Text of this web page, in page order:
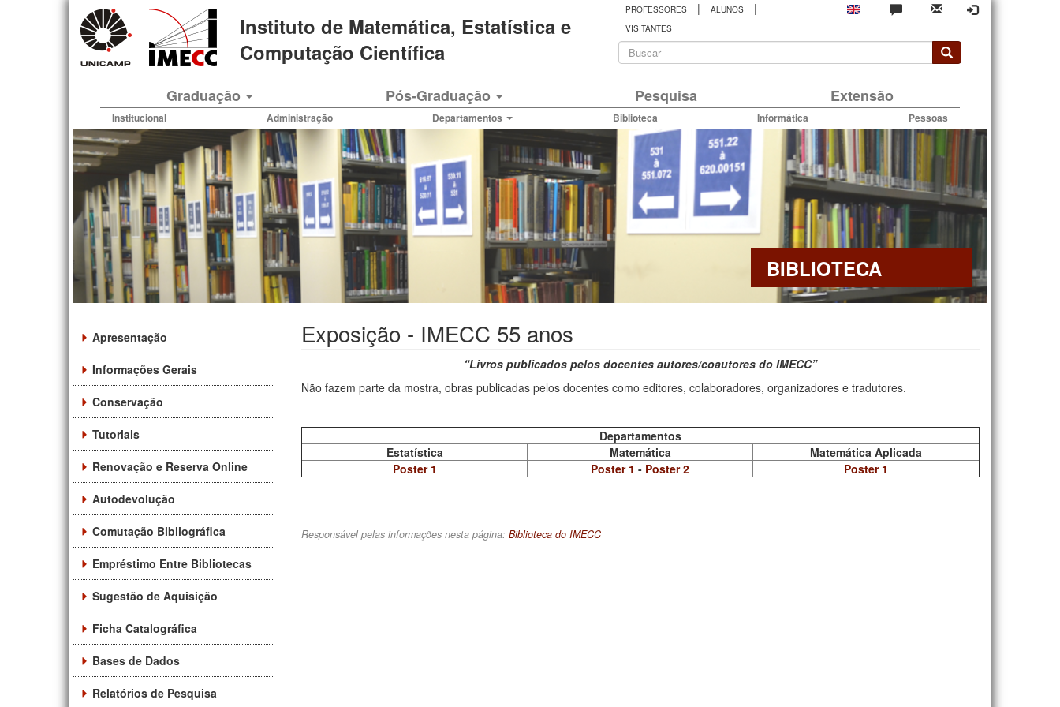
Instituto de Matemática, Estatística e
Computação Científica
PROFESSORES | ALUNOS |
VISITANTES
Formulário
busca
Graduação Pós-Graduação Pesquisa Extensão
Institucional Administração Departamentos Biblioteca Informática Pessoas
BIBLIOTECA
Apresentação
Informações Gerais
Conservação
Tutoriais
Renovação e Reserva Online
Autodevolução
Comutação Bibliográfica
Empréstimo Entre Bibliotecas
Sugestão de Aquisição
Ficha Catalográfica
Bases de Dados
Relatórios de Pesquisa
Exposição - IMECC 55 anos
“Livros publicados pelos docentes autores/coautores do IMECC”
Não fazem parte da mostra, obras publicadas pelos docentes como editores, colaboradores, organizadores e tradutores.
Departamentos
Estatística
Matemática
Matemática Aplicada
Poster 1
Poster 1 - Poster 2 Poster 1
Responsável pelas informações nesta página: Biblioteca do IMECC